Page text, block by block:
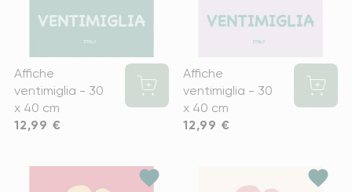
Affiche
ventimiglia - 30
x 40 cm
Prix
12,99 €
Affiche
ventimiglia - 30
x 40 cm
Prix
12,99 €
favorite favorite